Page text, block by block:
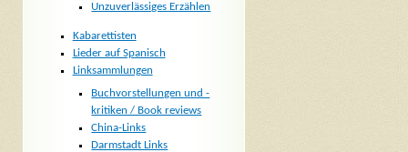
Unzuverlässiges Erzählen
Kabarettisten
Lieder auf Spanisch
Linksammlungen
Buchvorstellungen und -
kritiken / Book reviews
China-Links
Darmstadt Links